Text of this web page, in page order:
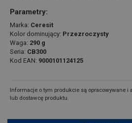
Parametry:
Marka: Ceresit
Kolor dominujący: Przezroczysty
Waga: 290 g
Seria: CB300
Kod EAN: 9000101124125
Informacje o tym produkcie są opracowywane i
lub dostawcę produktu.